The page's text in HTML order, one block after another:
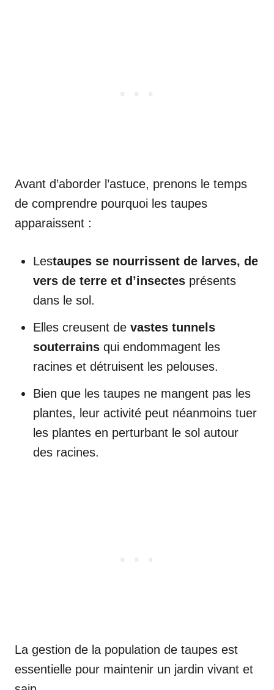
Avant d’aborder l’astuce, prenons le temps
de comprendre pourquoi les taupes
apparaissent :
Lestaupes se nourrissent de larves, de
vers de terre et d’insectes présents
dans le sol.
Elles creusent de vastes tunnels
souterrains qui endommagent les
racines et détruisent les pelouses.
Bien que les taupes ne mangent pas les
plantes, leur activité peut néanmoins tuer
les plantes en perturbant le sol autour
des racines.
La gestion de la population de taupes est
essentielle pour maintenir un jardin vivant et